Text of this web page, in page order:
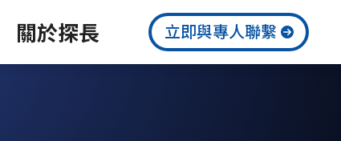
關於探長 立即與專人聯繫